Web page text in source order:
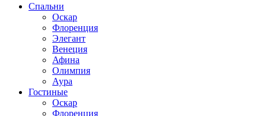
Спальни
Оскар
Флоренция
Элегант
Венеция
Афина
Олимпия
Аура
Гостиные
Оскар
Флоренция